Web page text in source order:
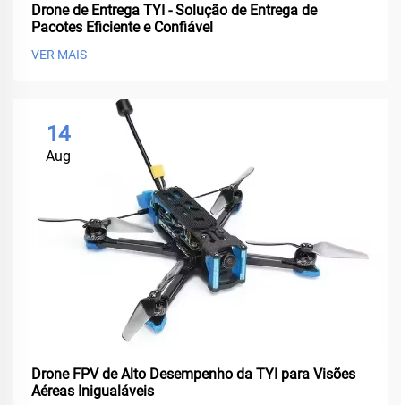
Drone de Entrega TYI - Solução de Entrega de
Pacotes Eficiente e Confiável
VER MAIS
14
Aug
Drone FPV de Alto Desempenho da TYI para Visões
Aéreas Inigualáveis